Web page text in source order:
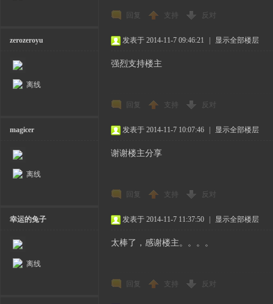
回复 支持 反对
zerozeroyu
离线
发表于 2014-11-7 09:46:21 显示全部楼层
强烈支持楼主
回复 支持 反对
magicer
离线
发表于 2014-11-7 10:07:46 显示全部楼层
谢谢楼主分享
回复 支持 反对
幸运的兔子
离线
发表于 2014-11-7 11:37:50 显示全部楼层
太棒了，感谢楼主。。。。
回复 支持 反对